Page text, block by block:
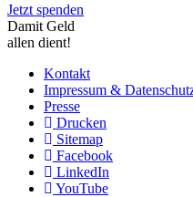
Jetzt spenden
Damit Geld
allen dient!
Kontakt
Impressum &
Presse
Drucken
Sitemap
Facebook
LinkedIn
YouTube